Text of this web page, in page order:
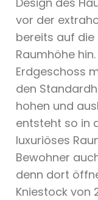
vor der
bereits auf
Raumhöhe
Erdgeschoss
den
hohen und
entsteht so in
luxuriöses
Bewohner
denn dort
Kniestock von